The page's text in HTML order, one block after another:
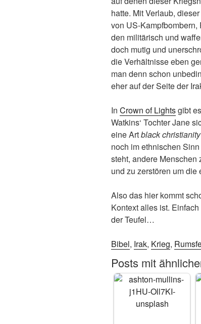
hatte. Mit Verlaub,
von US-Kampfbombern,
den militärisch und
doch mutig und
die Verhältnisse eben
man denn schon
eher auf der Seite der
In Crown of Lightsgibt
Watkins‘ Tochter Jane
eine Artblack christianity
noch im ethnischen
steht, andere Menschen
und zu zerstören um
Also das hier kommt
Kontext alles ist.
der Teufel…
Bibel, Irak, Krieg,
Posts mit